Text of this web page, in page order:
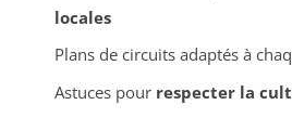
locales
Plans de circuits adaptés à
Astuces pour respecter la